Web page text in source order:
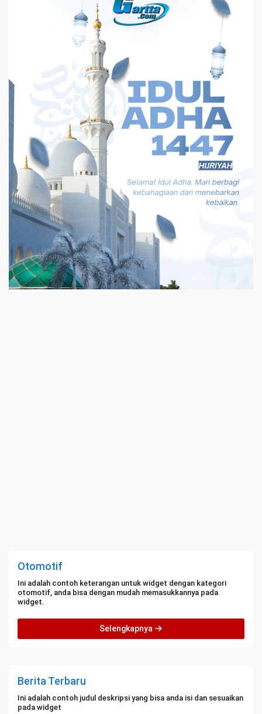
Otomotif
Ini adalah contoh keterangan untuk widget dengan kategori
otomotif, anda bisa dengan mudah memasukkannya pada
widget.
Selengkapnya
Berita Terbaru
Ini adalah contoh judul deskripsi yang bisa anda isi dan sesuaikan
pada widget